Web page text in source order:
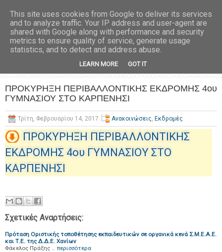
ΠΡΟΚΥΡΗΞΗ ΠΕΡΙΒΑΛΛΟΝΤΙΚΗΣ ΕΚΔΡΟΜΗΣ 4ου
ΓΥΜΝΑΣΙΟΥ ΣΤΟ ΚΑΡΠΕΝΗΣΙ
Τρίτη, Φεβρουαρίου 14, 2017 Ανακοινώσεις, Εκδρομές
ΠΡΟΚΥΡΗΞΗ ΠΕΡΙΒΑΛΛΟΝΤΙΚΗΣ
ΕΚΔΡΟΜΗΣ 4ου ΓΥΜΝΑΣΙΟΥ ΣΤΟ
ΚΑΡΠΕΝΗΣΙ
Σχετικές Αναρτήσεις:
Πρόταση Οριστικής τοποθέτησης εκπαιδευτικών σε οργανικά κενά Σ.Μ.Ε.Α.Ε.
και Τ.Ε. της Δ.Δ.Ε. Χανίων
Φάκελος Πράξης … περισσότερα
This site uses cookies from Google to deliver its services
and to analyze traffic. Your IP address and user-agent are
shared with Google along with performance and security
metrics to ensure quality of service, generate usage
statistics, and to detect and address abuse.
LEARN MORE GOT IT